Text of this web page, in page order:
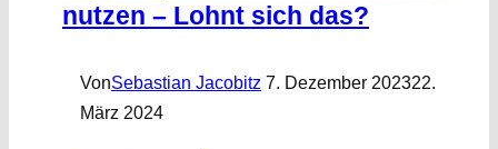
nutzen – Lohnt sich das?
VonSebastian Jacobitz 7. Dezember 202322.
März 2024